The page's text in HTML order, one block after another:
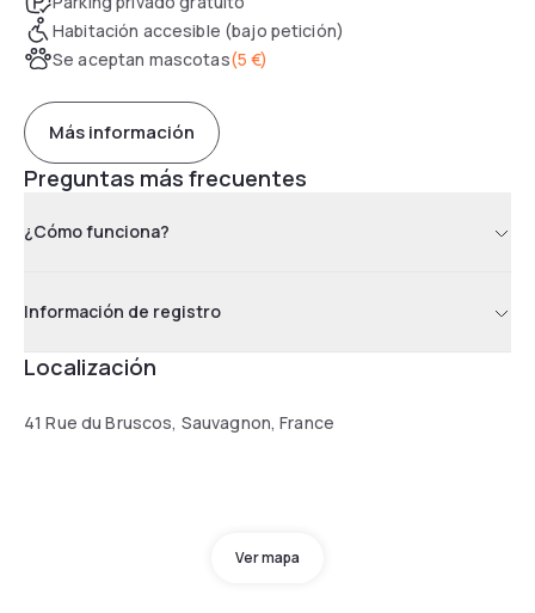
Habitación accesible (bajo petición)
Se aceptan mascotas(5 €)
Más información
Preguntas más frecuentes
¿Cómo funciona?
Información de registro
Localización
41 Rue du Bruscos, Sauvagnon, France
Ver mapa